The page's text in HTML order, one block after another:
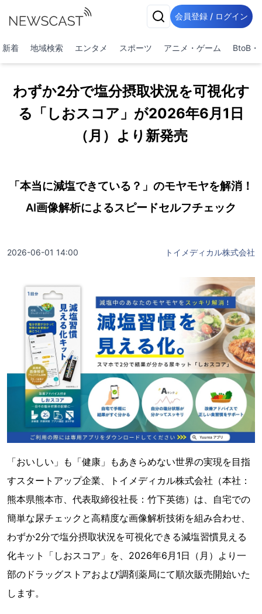
会員登録 / ログイン
新着 地域検索 エンタメ スポーツ アニメ・ゲーム BtoB・
わずか2分で塩分摂取状況を可視化す
る「しおスコア」が2026年6月1日
（月）より新発売
「本当に減塩できている？」のモヤモヤを解消！
AI画像解析によるスピードセルフチェック
2026-06-01 14:00 トイメディカル株式会社
「おいしい」も「健康」もあきらめない世界の実現を目指
すスタートアップ企業、トイメディカル株式会社（本社：
熊本県熊本市、代表取締役社長：竹下英徳）は、自宅での
簡単な尿チェックと高精度な画像解析技術を組み合わせ、
わずか2分で塩分摂取状況を可視化できる減塩習慣見える
化キット「しおスコア」を、2026年6月1日（月）より一
部のドラッグストアおよび調剤薬局にて順次販売開始いた
します。